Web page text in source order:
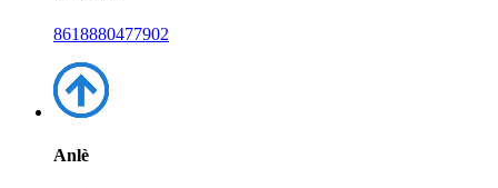
8618880477902
Anlè